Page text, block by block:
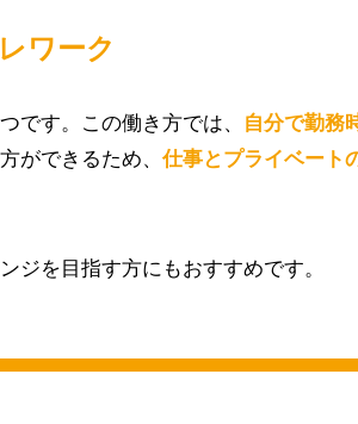
ワーク
です。この働き⽅では、
⾃分で勤務
ができるため、仕事とプライベート
ジを⽬指す⽅にもおすすめです。